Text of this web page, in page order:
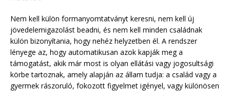
Nem kell külön formanyomtatványt keresni, nem kell új
jövedelemigazolást beadni, és nem kell minden családnak
külön bizonyítania, hogy nehéz helyzetben él. A rendszer
lényege az, hogy automatikusan azok kapják meg a
támogatást, akik már most is olyan ellátási vagy jogosultsági
körbe tartoznak, amely alapján az állam tudja: a család vagy a
gyermek rászoruló, fokozott figyelmet igényel, vagy különösen